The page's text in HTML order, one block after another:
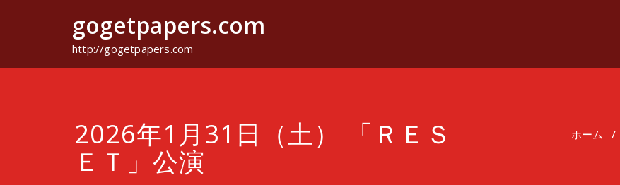
gogetpapers.com
http://gogetpapers.com
2026年1月31日（土） 「ＲＥＳ
ＥＴ」公演
ホーム /